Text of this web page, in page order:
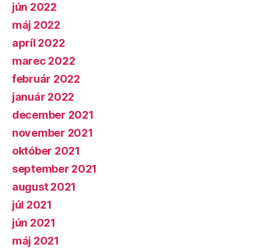
jún 2022
máj 2022
apríl 2022
marec 2022
február 2022
január 2022
december 2021
november 2021
október 2021
september 2021
august 2021
júl 2021
jún 2021
máj 2021